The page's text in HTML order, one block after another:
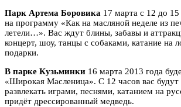
Парк Артема Боровика 17 марта с 12 до
на программу «Как на масляной неделе из
летели…». Вас ждут блины, забавы и
концерт, шоу, танцы с собаками, катание на
подарки.
В парке Кузьминки 16 марта 2013 года
«Широкая Масленица». С 12 часов вас
развлекать играми, песнями, катанием на
придёт дрессированный медведь.